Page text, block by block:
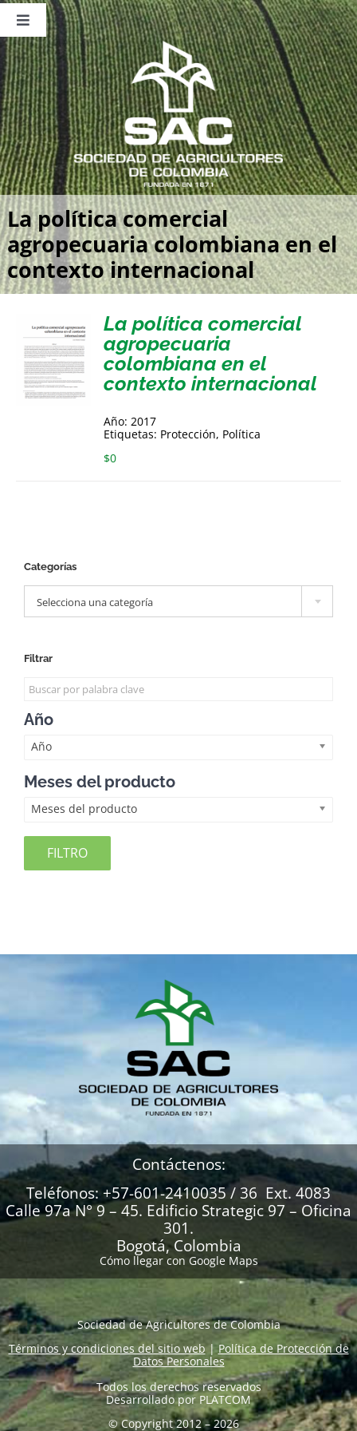
Saltar
contenido
Toggle
Navigation
Nosotros
Publicaciones
Sala de Prensa
Eventos
La política comercial
agropecuaria colombiana en el
contexto internacional
La política comercial
agropecuaria
colombiana en el
contexto internacional
Año: 2017
Etiquetas: Protección, Política
$0
Categorías
Selecciona una categoría
Filtrar
Año
Año
Meses del producto
Meses del producto
FILTRO
Contáctenos:
Teléfonos: +57-601-2410035 / 36 Ext. 4083
Calle 97a N° 9 – 45. Edificio Strategic 97 – Oficina
301.
Bogotá, Colombia
Cómo llegar con Google Maps
Sociedad de Agricultores de Colombia
Términos y condiciones del sitio web|Política de Protección de
Datos Personales
Todos los derechos reservados
Desarrollado por PLATCOM
© Copyright 2012 – 2026